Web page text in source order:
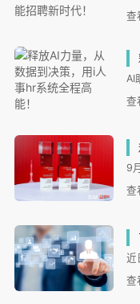
查
查
查
查